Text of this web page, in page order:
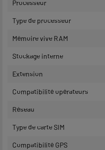
Processeur
Type de processeur
Mémoire vive RAM
Stockage interne
Extension
Compatibilité opérateurs
Réseau
Type de carte SIM
Compatibilité GPS